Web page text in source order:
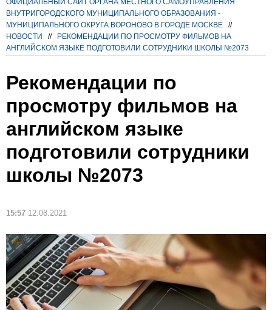
ВНУТРИГОРОДСКОГО МУНИЦИПАЛЬНОГО ОБРАЗОВАНИЯ -
МУНИЦИПАЛЬНОГО ОКРУГА ВОРОНОВО В ГОРОДЕ МОСКВЕ
//
НОВОСТИ
//
РЕКОМЕНДАЦИИ ПО ПРОСМОТРУ ФИЛЬМОВ НА
АНГЛИЙСКОМ ЯЗЫКЕ ПОДГОТОВИЛИ СОТРУДНИКИ ШКОЛЫ №2073
Рекомендации по
просмотру фильмов на
английском языке
подготовили сотрудники
школы №2073
15:57 12.08.2021